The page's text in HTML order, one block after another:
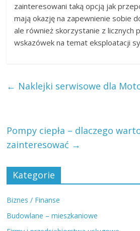
zainteresowani taką opcją jak
mają okazję na zapewnienie sobie
ale również skorzystanie z licznych
wskazówek na temat eksploatacji
← Naklejki serwisowe dla
Pompy ciepła – dlaczego
zainteresować →
Kategorie
Biznes / Finanse
Budowlane – mieszkaniowe